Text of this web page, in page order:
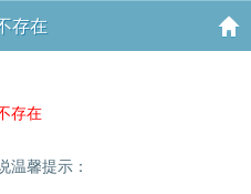
存在
存在
温馨提示：